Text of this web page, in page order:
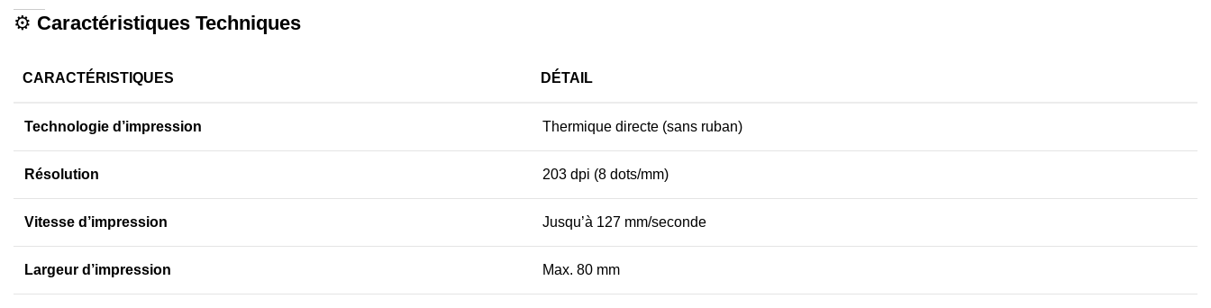
⚙️ Caractéristiques Techniques
CARACTÉRISTIQUES DÉTAIL
Technologie d’impression Thermique directe (sans ruban)
Résolution 203 dpi (8 dots/mm)
Vitesse d’impression Jusqu’à 127 mm/seconde
Largeur d’impression Max. 80 mm